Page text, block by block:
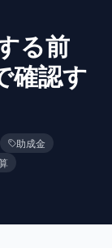
る前
確認す
助成金